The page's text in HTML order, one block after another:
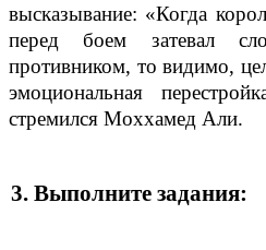
высказывание: «Когда
перед боем затевал
противником, то видимо,
эмоциональная
стремился Моххамед Али.
3.Выполните задания: